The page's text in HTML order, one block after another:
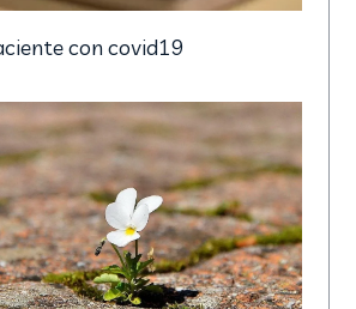
con covid19